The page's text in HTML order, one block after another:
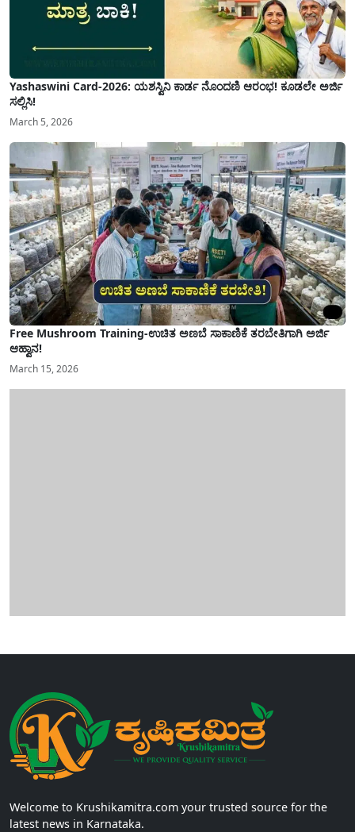
Yashaswini Card-2026: ಯಶಸ್ವಿನಿ ಕಾರ್ಡ ನೊಂದಣಿ ಆರಂಭ! ಕೂಡಲೇ ಅರ್ಜಿ
ಸಲ್ಲಿಸಿ!
March 5, 2026
Free Mushroom Training-ಉಚಿತ ಅಣಬೆ ಸಾಕಾಣಿಕೆ ತರಬೇತಿಗಾಗಿ ಅರ್ಜಿ
ಆಹ್ವಾನ!
March 15, 2026
Welcome to Krushikamitra.com your trusted source for the
latest news in Karnataka.